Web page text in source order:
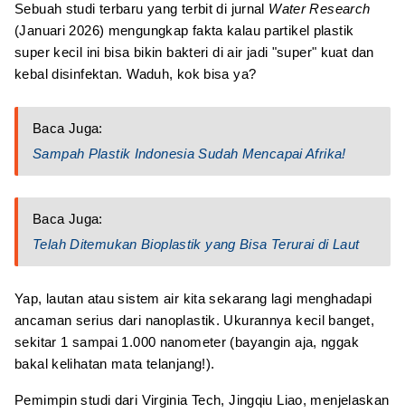
Sebuah studi terbaru yang terbit di jurnal Water Research
(Januari 2026) mengungkap fakta kalau partikel plastik
super kecil ini bisa bikin bakteri di air jadi "super" kuat dan
kebal disinfektan. Waduh, kok bisa ya?
Baca Juga:
Sampah Plastik Indonesia Sudah Mencapai Afrika!
Baca Juga:
Telah Ditemukan Bioplastik yang Bisa Terurai di Laut
Yap, lautan atau sistem air kita sekarang lagi menghadapi
ancaman serius dari nanoplastik. Ukurannya kecil banget,
sekitar 1 sampai 1.000 nanometer (bayangin aja, nggak
bakal kelihatan mata telanjang!).
Pemimpin studi dari Virginia Tech, Jingqiu Liao, menjelaskan